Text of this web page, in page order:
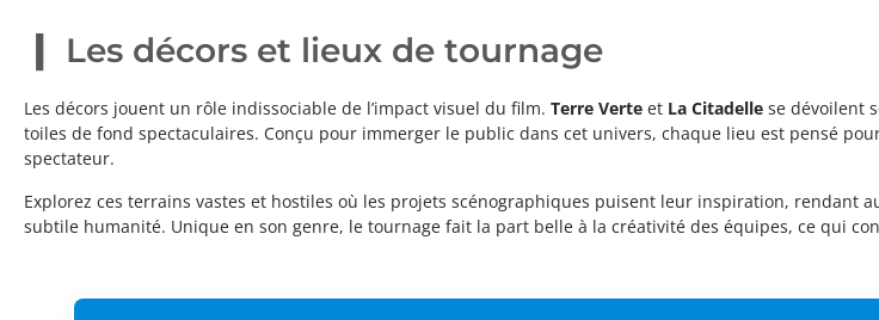
Les décors et lieux de tournage
Les décors jouent un rôle indissociable de l’impact visuel du film. Terre Verte et La Citadelle se dévoilent
toiles de fond spectaculaires. Conçu pour immerger le public dans cet univers, chaque lieu est pensé
spectateur.
Explorez ces terrains vastes et hostiles où les projets scénographiques puisent leur inspiration, rendant
subtile humanité. Unique en son genre, le tournage fait la part belle à la créativité des équipes, ce qui